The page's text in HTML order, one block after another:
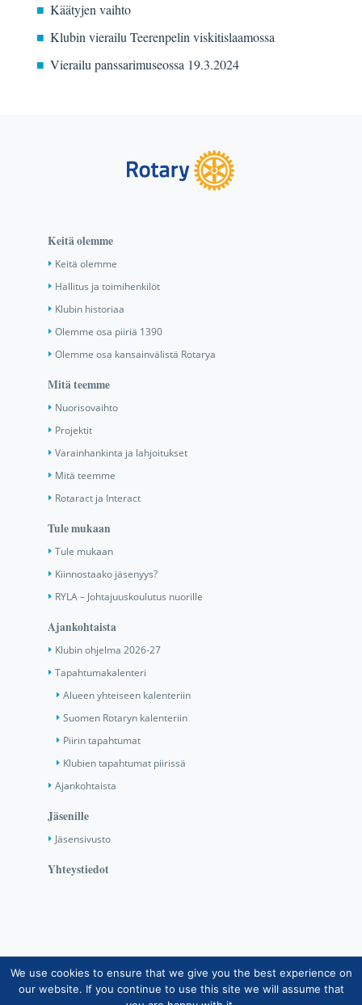
Käätyjen vaihto
Klubin vierailu Teerenpelin viskitislaamossa
Vierailu panssarimuseossa 19.3.2024
Keitä olemme
Keitä olemme
Hallitus ja toimihenkilöt
Klubin historiaa
Olemme osa piiriä 1390
Olemme osa kansainvälistä Rotarya
Mitä teemme
Nuorisovaihto
Projektit
Varainhankinta ja lahjoitukset
Mitä teemme
Rotaract ja Interact
Tule mukaan
Tule mukaan
Kiinnostaako jäsenyys?
RYLA – Johtajuuskoulutus nuorille
Ajankohtaista
Klubin ohjelma 2026-27
Tapahtumakalenteri
Alueen yhteiseen kalenteriin
Suomen Rotaryn kalenteriin
Piirin tapahtumat
Klubien tapahtumat piirissä
Ajankohtaista
Jäsenille
Jäsensivusto
Yhteystiedot
Copyright © Suomen Rotarypalvelu ry 2026 |
Jäsentietojärjestelmän tietosuojaseloste| Henkilötietojen
We use cookies to ensure that we give you the best experience on
our website. If you continue to use this site we will assume that